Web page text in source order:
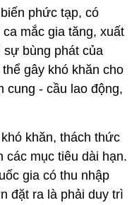
phức tạp, có
ca mắc gia tăng, xuất
bùng phát của
gây khó khăn cho
cung - cầu lao động,
khăn, thách thức
mục tiêu dài hạn.
gia có thu nhập
đặt ra là phải duy trì